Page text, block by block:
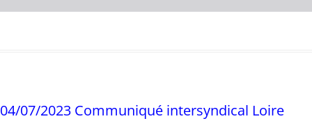
04/07/2023 Communiqué intersyndical Loire